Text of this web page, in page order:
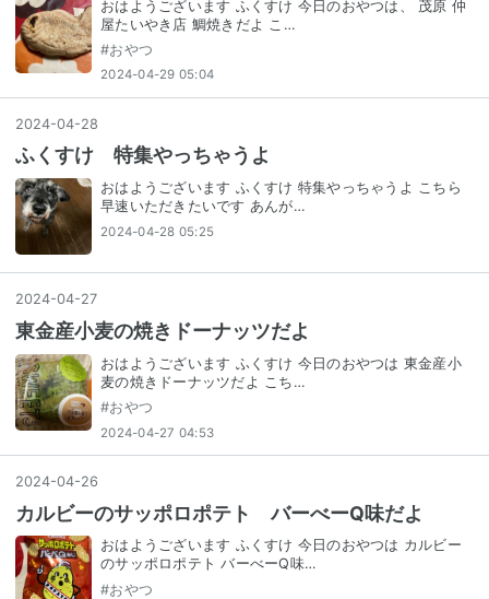
おはようございます ふくすけ 今日のおやつは、 茂原 仲
屋たいやき店 鯛焼きだよ こ…
#おやつ
2024-04-29 05:04
2024-04-28
ふくすけ 特集やっちゃうよ
おはようございます ふくすけ 特集やっちゃうよ こちら
早速いただきたいです あんが…
2024-04-28 05:25
2024-04-27
東金産小麦の焼きドーナッツだよ
おはようございます ふくすけ 今日のおやつは 東金産小
麦の焼きドーナッツだよ こち…
#おやつ
2024-04-27 04:53
2024-04-26
カルビーのサッポロポテト バーべーQ味だよ
おはようございます ふくすけ 今日のおやつは カルビー
のサッポロポテト バーべーQ味…
#おやつ